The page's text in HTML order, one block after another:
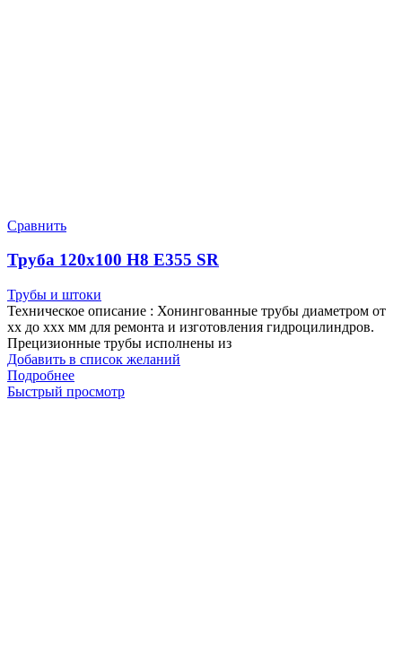
Сравнить
Труба 120х100 Н8 Е355 SR
Трубы и штоки
Техническое описание : Хонингованные трубы диаметром от
хх до ххх мм для ремонта и изготовления гидроцилиндров.
Прецизионные трубы исполнены из
Добавить в список желаний
Подробнее
Быстрый просмотр